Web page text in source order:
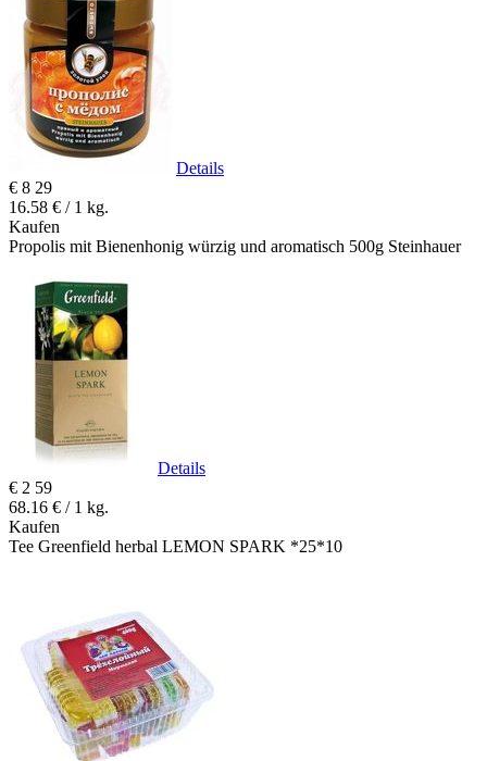
Details
€ 8 29
16.58 € / 1 kg.
Kaufen
Propolis mit Bienenhonig würzig und aromatisch 500g Steinhauer
Details
€ 2 59
68.16 € / 1 kg.
Kaufen
Tee Greenfield herbal LEMON SPARK *25*10